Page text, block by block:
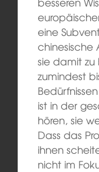
eine
chinesische
sie damit
zumindest
ist in der
hören, sie
Dass das
ihnen
nicht im